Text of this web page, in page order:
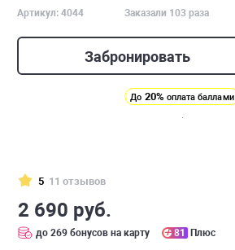
Артикул: 4044 Заказали 103 раза
Забронировать
До 20% оплата баллами
5 11 отзывов
2 690 руб.
до 269 бонусов на карту 81 Плюс